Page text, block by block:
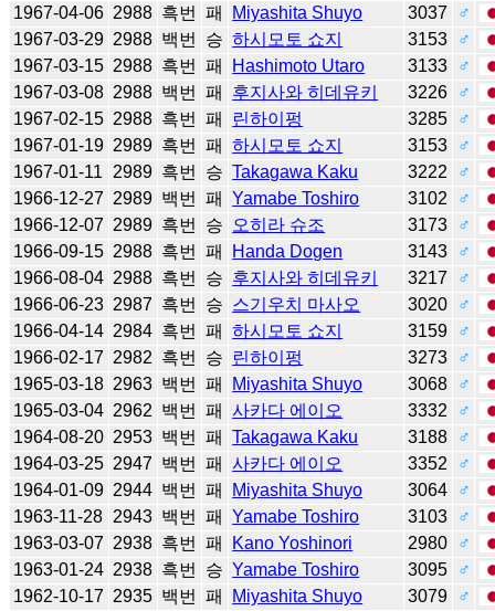
1967-04-06 2988 흑번 패 Miyashita Shuyo 3037
♂
1967-03-29 2988 백번 승 하시모토 쇼지 3153
♂
1967-03-15 2988 흑번 패 Hashimoto Utaro 3133
♂
1967-03-08 2988 백번 패 후지사와 히데유키 3226
♂
1967-02-15 2988 흑번 패 린하이펑 3285
♂
1967-01-19 2989 흑번 패 하시모토 쇼지 3153
♂
1967-01-11
2989 흑번 승 Takagawa Kaku 3222
♂
1966-12-27 2989 백번 패 Yamabe Toshiro 3102
♂
1966-12-07 2989 흑번 승 오히라 슈조 3173
♂
1966-09-15 2988 흑번 패 Handa Dogen 3143
♂
1966-08-04 2988 흑번 승 후지사와 히데유키 3217
♂
1966-06-23 2987 흑번 승 스기우치 마사오 3020
♂
1966-04-14 2984 흑번 패 하시모토 쇼지 3159
♂
1966-02-17 2982 흑번 승 린하이펑 3273
♂
1965-03-18 2963 백번 패 Miyashita Shuyo 3068
♂
1965-03-04 2962 백번 패 사카다 에이오 3332
♂
1964-08-20 2953 백번 패 Takagawa Kaku 3188
♂
1964-03-25 2947 백번 패 사카다 에이오 3352
♂
1964-01-09 2944 백번 패 Miyashita Shuyo 3064
♂
1963-11-28 2943 백번 패 Yamabe Toshiro 3103
♂
1963-03-07 2938 흑번 패 Kano Yoshinori 2980
♂
1963-01-24 2938 흑번 승 Yamabe Toshiro 3095
♂
1962-10-17 2935 백번 패 Miyashita Shuyo 3079
♂